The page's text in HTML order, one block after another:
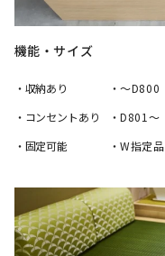
機能・サイズ
・収納あり
・コンセントあり
・固定可能
・～D800
・D801～
・W指定品